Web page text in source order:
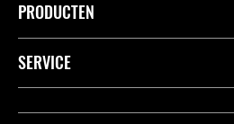
PRODUCTEN
Accessoires & Onderdelen
SERVICE
K-Care Fabrieksgarantie